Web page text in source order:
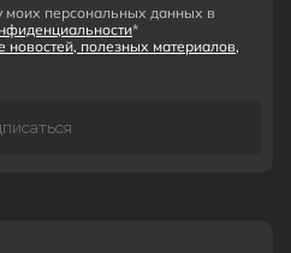
моих персональных данных в
*
новостей, полезных материалов,